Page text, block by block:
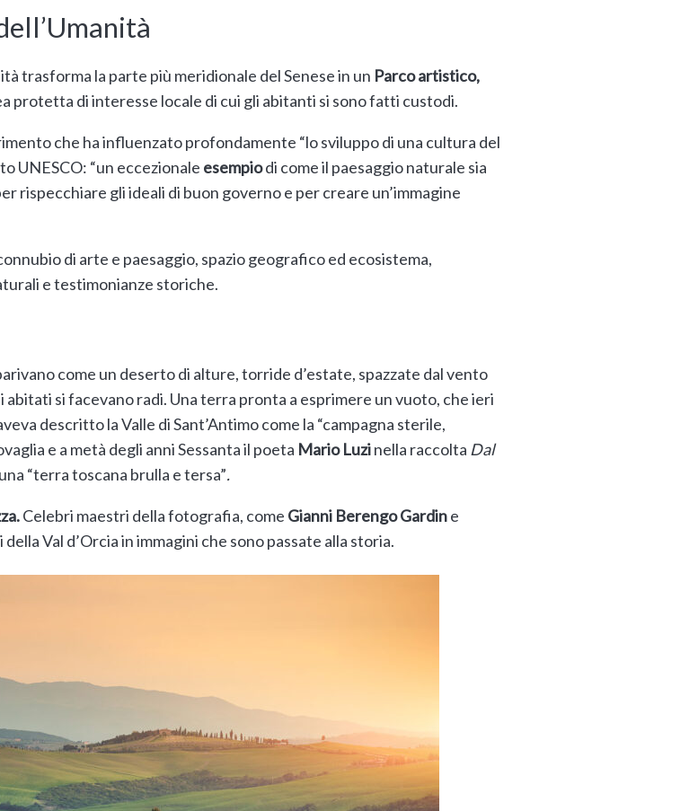
trasforma la parte più meridionale del Senese in un Parco artistico,
protetta di interesse locale di cui gli abitanti si sono fatti custodi.
che ha influenzato profondamente “lo sviluppo di una cultura del
UNESCO: “un eccezionale esempiodi come il paesaggio naturale sia
rispecchiare gli ideali di buon governo e per creare un’immagine
di arte e paesaggio, spazio geografico ed ecosistema,
e testimonianze storiche.
come un deserto di alture, torride d’estate, spazzate dal vento
abitati si facevano radi. Una terra pronta a esprimere un vuoto, che ieri
descritto la Valle di Sant’Antimo come la “campagna sterile,
e a metà degli anni Sessanta il poeta Mario Luzinella raccolta Dal
“terra toscana brulla e tersa”.
Celebri maestri della fotografia, come Gianni Berengo Gardine
Val d’Orcia in immagini che sono passate alla storia.